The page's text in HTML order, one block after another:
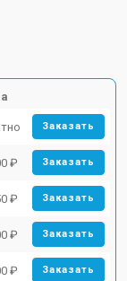
Заказать
₽ Заказать
₽ Заказать
₽ Заказать
₽ Заказать